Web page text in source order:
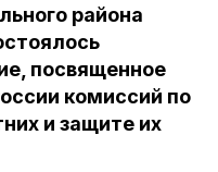
района
посвященное
комиссий по
и защите их